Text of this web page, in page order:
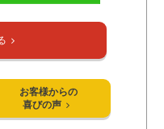
お客様からの
喜びの声